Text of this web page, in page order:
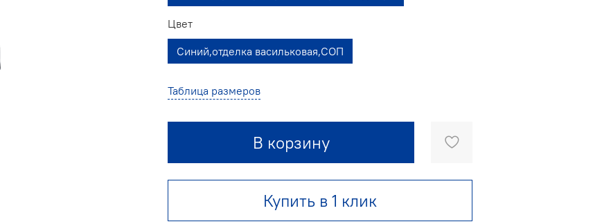
Таблица размеров
В корзину
Купить в 1 клик
Цвет
Синий,отделка васильковая,СОП